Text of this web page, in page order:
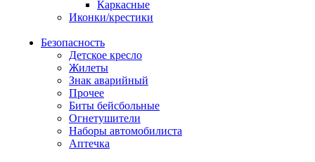
Каркасные
Иконки/крестики
Безопасность
Детское кресло
Жилеты
Знак аварийный
Прочее
Биты бейсбольные
Огнетушители
Наборы автомобилиста
Аптечка